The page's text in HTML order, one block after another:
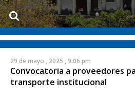
29 de mayo , 2025 , 9:06 pm
Convocatoria a proveedores
transporte institucional